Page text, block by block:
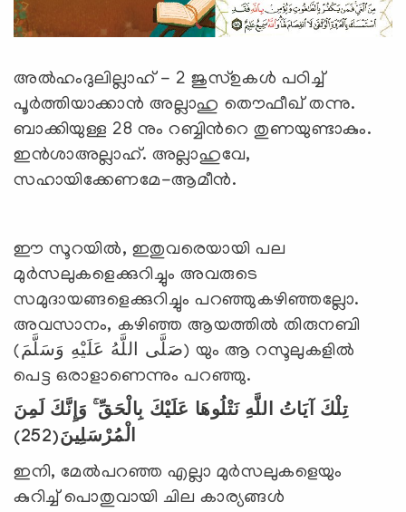
അല്‍ഹംദുലില്ലാഹ് - 2 ജുസ്ഉകള്‍ പഠിച്ച്
പൂര്‍ത്തിയാക്കാന്‍ അല്ലാഹു തൌഫീഖ് തന്നു.
ബാക്കിയുള്ള 28 നും റബ്ബിന്‍റെ തുണയുണ്ടാകും.
ഇന്‍ശാഅല്ലാഹ്. അല്ലാഹുവേ,
സഹായിക്കേണമേ-ആമീന്‍.
ഈ സൂറയില്‍, ഇതുവരെയായി പല
മുര്‍സലുകളെക്കുറിച്ചും അവരുടെ
സമുദായങ്ങളെക്കുറിച്ചും പറഞ്ഞുകഴിഞ്ഞല്ലോ.
അവസാനം, കഴിഞ്ഞ ആയത്തില്‍ തിരുനബി
(صَلَّى اللَّهُ عَلَيْهِ وَسَلَّمَ) യും ആ റസൂലുകളില്‍
പെട്ട ഒരാളാണെന്നും പറഞ്ഞു.
تِلْكَ آيَاتُ اللَّهِ نَتْلُوهَا عَلَيْكَ بِالْحَقِّ ۚ وَإِنَّكَ لَمِنَ
الْمُرْسَلِينَ(252)
ഇനി, മേല്‍പറഞ്ഞ എല്ലാ മുര്‍സലുകളെയും
കുറിച്ച് പൊതുവായി ചില കാര്യങ്ങള്‍